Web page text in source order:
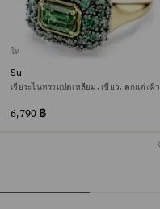
ใหม่
Sublima แหวนค็อกเทล
เจียระไนทรงแปดเหลี่ยม, เขียว, ตกแต่งผิว
6,790 ฿